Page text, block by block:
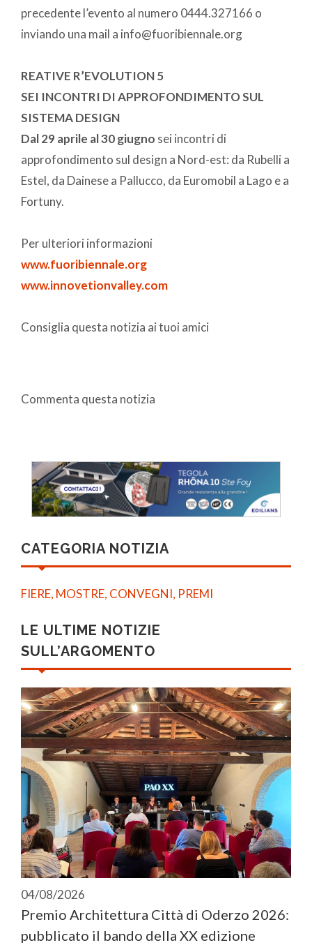
precedente l’evento al numero 0444.327166 o
inviando una mail a info@fuoribiennale.org
REATIVE R’EVOLUTION 5
SEI INCONTRI DI APPROFONDIMENTO SUL
SISTEMA DESIGN
Dal 29 aprile al 30 giugno sei incontri di
approfondimento sul design a Nord-est: da Rubelli a
Estel, da Dainese a Pallucco, da Euromobil a Lago e a
Fortuny.
Per ulteriori informazioni
www.fuoribiennale.org
www.innovetionvalley.com
Consiglia questa notizia ai tuoi amici
Commenta questa notizia
CATEGORIA NOTIZIA
FIERE, MOSTRE, CONVEGNI, PREMI
LE ULTIME NOTIZIE
SULL’ARGOMENTO
04/08/2026
Premio Architettura Città di Oderzo 2026:
pubblicato il bando della XX edizione